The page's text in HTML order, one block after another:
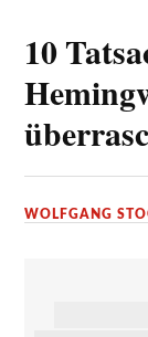
10
WOLFGANG